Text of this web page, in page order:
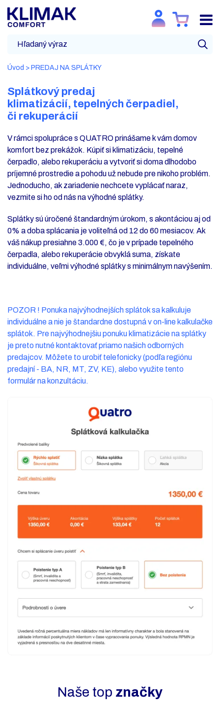
Úvod > PREDAJ NA SPLÁTKY
Splátkový predaj
klimatizácií, tepelných čerpadiel,
či rekuperácií
V rámci spolupráce s QUATRO prinášame k vám domov
komfort bez prekážok. Kúpiť si klimatizáciu, tepelné
čerpadlo, alebo rekuperáciu a vytvoriť si doma dlhodobo
príjemné prostredie a pohodu už nebude pre nikoho problém.
Jednoducho, ak zariadenie nechcete vyplácať naraz,
vezmite si ho od nás na výhodné splátky.
Splátky sú úročené štandardným úrokom, s akontáciou aj od
0% a doba splácania je voliteľná od 12 do 60 mesiacov. Ak
váš nákup presiahne 3.000 €, čo je v prípade tepelného
čerpadla, alebo rekuperácie obvyklá suma, získate
individuálne, veľmi výhodné splátky s minimálnym navýšením.
POZOR ! Ponuka najvýhodnejších splátok sa kalkuluje
individuálne a nie je štandardne dostupná v on-line kalkulačke
splátok. Pre najvýhodnejšiu ponuku klimatizácie na splátky
je preto nutné kontaktovať priamo našich odborných
predajcov. Môžete to urobiť telefonicky (podľa regiónu
predajní - BA, NR, MT, ZV, KE), alebo využite tento
formulár na konzultáciu.
Naše top značky